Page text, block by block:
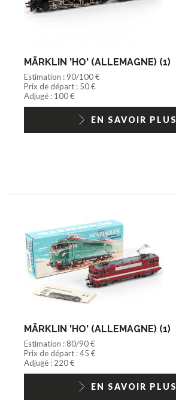
MÄRKLIN 'HO' (ALLEMAGNE) (1)
Estimation : 90/100 €
Prix de départ : 50 €
Adjugé : 100 €
EN SAVOIR PLUS
MÄRKLIN 'HO' (ALLEMAGNE) (1)
Estimation : 80/90 €
Prix de départ : 45 €
Adjugé : 220 €
EN SAVOIR PLUS